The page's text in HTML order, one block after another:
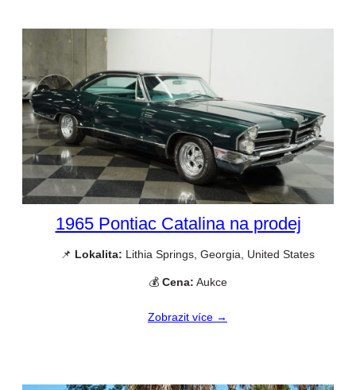
1965 Pontiac Catalina na prodej
📌 Lokalita: Lithia Springs, Georgia, United States
💰 Cena: Aukce
Zobrazit více →